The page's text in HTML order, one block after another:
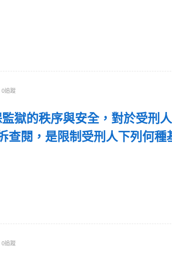
0追蹤
獄的秩序與安全，對於受刑
查閱，是限制受刑人下列何
0追蹤